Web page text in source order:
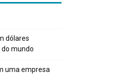
dólares
mundo
uma empresa